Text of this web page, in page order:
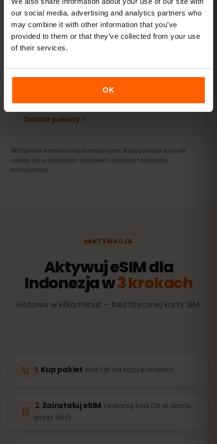
our social media, advertising and analytics partners who
may combine it with other information that you’ve
provided to them or that they’ve collected from your use
of their services.
OK
Zobacz pakiety
Streaming i hotspot
20 GB+ lub Unlimited
Zobacz pakiety
Wszystkie wartości są orientacyjne. Rzeczywiste zużycie
zależy od urządzenia, ustawień aplikacji i sposobu
korzystania.
AKTYWACJA
Aktywuj eSIM dla
Indonezja w3 krokach
Gotowe w kilka minut — bez fizycznej karty SIM.
Kup pakiet kod QR od razu e‑mailem
Zainstaluj eSIM zeskanuj kod QR w domu
przez Wi‑Fi